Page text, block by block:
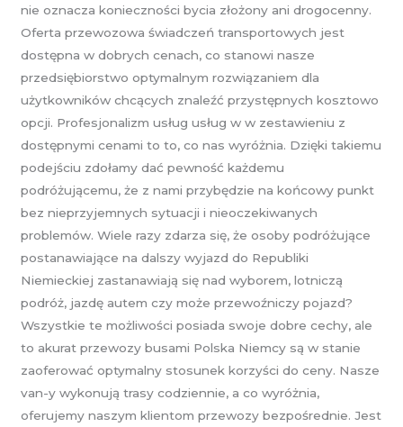
nie oznacza konieczności bycia złożony ani drogocenny.
Oferta przewozowa świadczeń transportowych jest
dostępna w dobrych cenach, co stanowi nasze
przedsiębiorstwo optymalnym rozwiązaniem dla
użytkowników chcących znaleźć przystępnych kosztowo
opcji. Profesjonalizm usług usług w w zestawieniu z
dostępnymi cenami to to, co nas wyróżnia. Dzięki takiemu
podejściu zdołamy dać pewność każdemu
podróżującemu, że z nami przybędzie na końcowy punkt
bez nieprzyjemnych sytuacji i nieoczekiwanych
problemów. Wiele razy zdarza się, że osoby podróżujące
postanawiające na dalszy wyjazd do Republiki
Niemieckiej zastanawiają się nad wyborem, lotniczą
podróż, jazdę autem czy może przewoźniczy pojazd?
Wszystkie te możliwości posiada swoje dobre cechy, ale
to akurat przewozy busami Polska Niemcy są w stanie
zaoferować optymalny stosunek korzyści do ceny. Nasze
van-y wykonują trasy codziennie, a co wyróżnia,
oferujemy naszym klientom przewozy bezpośrednie. Jest